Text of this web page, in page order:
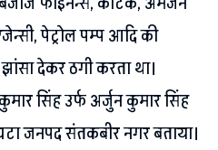
पेट्रोल पम्प आदि की
देकर ठगी करता था।
सिंह उर्फ अर्जुन कुमार सिंह
जनपद संतकबीर नगर बताया।